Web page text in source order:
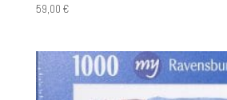
59,00 €